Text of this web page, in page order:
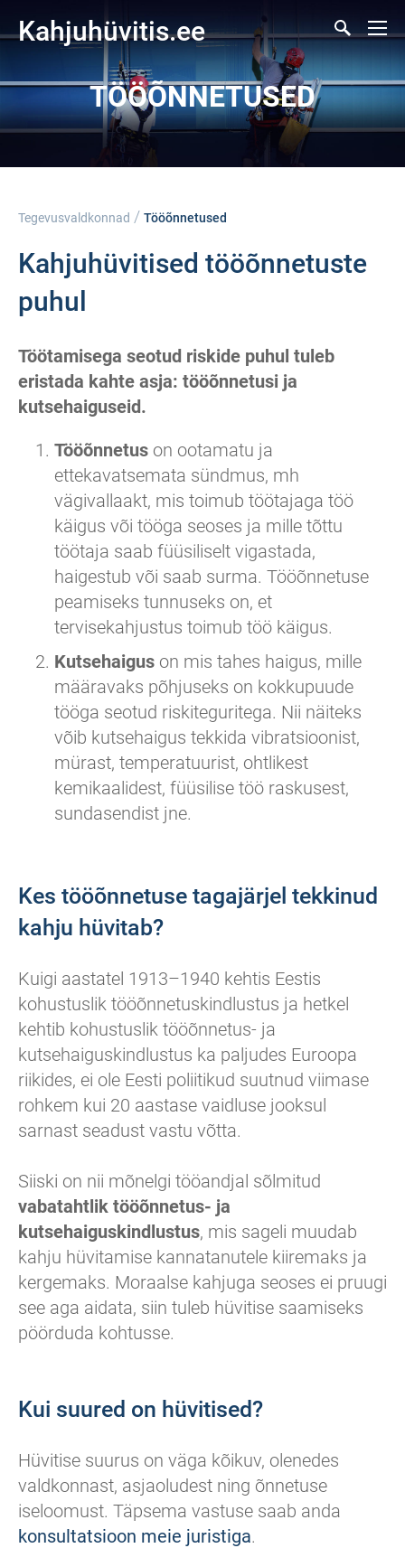
Kahjuhüvitis.ee
TÖÖÕNNETUSED
Tegevusvaldkonnad / Tööõnnetused
Kahjuhüvitised tööõnnetuste
puhul
Töötamisega seotud riskide puhul tuleb
eristada kahte asja: tööõnnetusi ja
kutsehaiguseid.
Tööõnnetus on ootamatu ja
ettekavatsemata sündmus, mh
vägivallaakt, mis toimub töötajaga töö
käigus või tööga seoses ja mille tõttu
töötaja saab füüsiliselt vigastada,
haigestub või saab surma. Tööõnnetuse
peamiseks tunnuseks on, et
tervisekahjustus toimub töö käigus.
Kutsehaigus on mis tahes haigus, mille
määravaks põhjuseks on kokkupuude
tööga seotud riskiteguritega. Nii näiteks
võib kutsehaigus tekkida vibratsioonist,
mürast, temperatuurist, ohtlikest
kemikaalidest, füüsilise töö raskusest,
sundasendist jne.
Kes tööõnnetuse tagajärjel tekkinud
kahju hüvitab?
Kuigi aastatel 1913–1940 kehtis Eestis
kohustuslik tööõnnetuskindlustus ja hetkel
kehtib kohustuslik tööõnnetus- ja
kutsehaiguskindlustus ka paljudes Euroopa
riikides, ei ole Eesti poliitikud suutnud viimase
rohkem kui 20 aastase vaidluse jooksul
sarnast seadust vastu võtta.
Siiski on nii mõnelgi tööandjal sõlmitud
vabatahtlik tööõnnetus- ja
kutsehaiguskindlustus, mis sageli muudab
kahju hüvitamise kannatanutele kiiremaks ja
kergemaks. Moraalse kahjuga seoses ei pruugi
see aga aidata, siin tuleb hüvitise saamiseks
pöörduda kohtusse.
Kui suured on hüvitised?
Hüvitise suurus on väga kõikuv, olenedes
valdkonnast, asjaoludest ning õnnetuse
iseloomust. Täpsema vastuse saab anda
konsultatsioon meie juristiga.